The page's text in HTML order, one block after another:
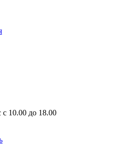
10.00 до 18.00